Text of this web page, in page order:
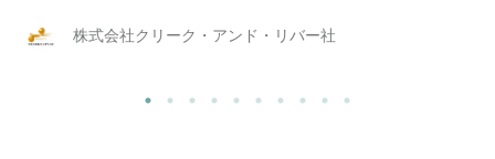
株式会社クリーク・アンド・リバー社